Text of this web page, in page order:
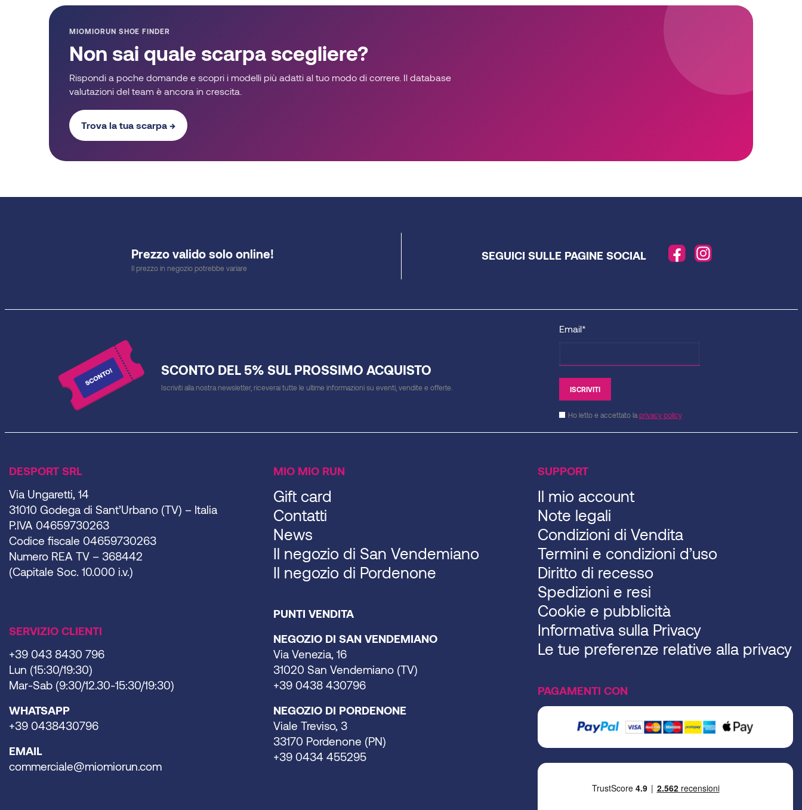
MIOMIORUN SHOE FINDER
Non sai quale scarpa scegliere?
Rispondi a poche domande e scopri i modelli più adatti al tuo modo di correre. Il database
valutazioni del team è ancora in crescita.
Trova la tua scarpa →
Prezzo valido solo online!
Il prezzo in negozio potrebbe variare
SEGUICI SULLE PAGINE SOCIAL
SCONTO DEL 5% SUL PROSSIMO ACQUISTO
Iscriviti alla nostra newsletter, riceverai tutte le ultime informazioni su eventi, vendite e offerte.
Email*
Ho letto e accettato la privacy policy
DESPORT SRL
Via Ungaretti, 14
31010 Godega di Sant’Urbano (TV) – Italia
P.IVA 04659730263
Codice fiscale 04659730263
Numero REA TV – 368442
(Capitale Soc. 10.000 i.v.)
SERVIZIO CLIENTI
+39 043 8430 796
Lun (15:30/19:30)
Mar-Sab (9:30/12.30-15:30/19:30)
WHATSAPP
+39 0438430796
EMAIL
commerciale@miomiorun.com
MIO MIO RUN
Gift card
Contatti
News
Il negozio di San Vendemiano
Il negozio di Pordenone
PUNTI VENDITA
NEGOZIO DI SAN VENDEMIANO
Via Venezia, 16
31020 San Vendemiano (TV)
+39 0438 430796
NEGOZIO DI PORDENONE
Viale Treviso, 3
33170 Pordenone (PN)
+39 0434 455295
SUPPORT
Il mio account
Note legali
Condizioni di Vendita
Termini e condizioni d’uso
Diritto di recesso
Spedizioni e resi
Cookie e pubblicità
Informativa sulla Privacy
Le tue preferenze relative alla privacy
PAGAMENTI CON